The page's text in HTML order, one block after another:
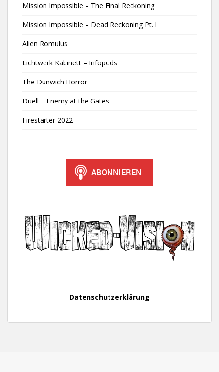
Mission Impossible – The Final Reckoning
Mission Impossible – Dead Reckoning Pt. I
Alien Romulus
Lichtwerk Kabinett – Infopods
The Dunwich Horror
Duell – Enemy at the Gates
Firestarter 2022
Datenschutzerklärung